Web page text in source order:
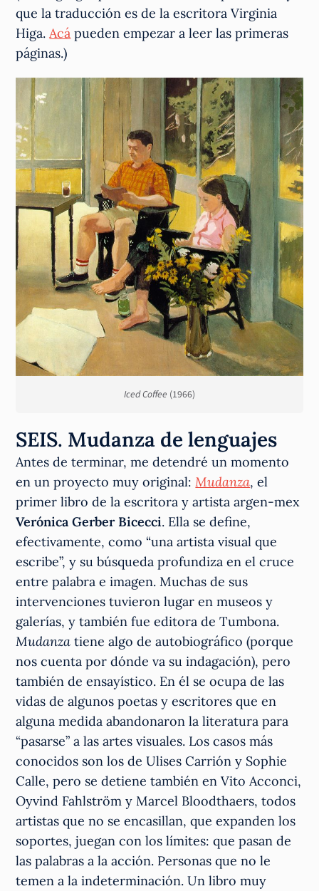
que la traducción es de la escritora Virginia
Higa.Acá pueden empezar a leer las primeras
páginas.)
Iced Coffee (1966)
SEIS. Mudanza de lenguajes
Antes de terminar, me detendré un momento
en un proyecto muy original:Mudanza, el
primer libro de la escritora y artista argen-mex
Verónica Gerber Bicecci. Ella se define,
efectivamente, como “una artista visual que
escribe”, y su búsqueda profundiza en el cruce
entre palabra e imagen. Muchas de sus
intervenciones tuvieron lugar en museos y
galerías, y también fue editora de Tumbona.
Mudanza tiene algo de autobiográfico (porque
nos cuenta por dónde va su indagación), pero
también de ensayístico. En él se ocupa de las
vidas de algunos poetas y escritores que en
alguna medida abandonaron la literatura para
“pasarse” a las artes visuales. Los casos más
conocidos son los de Ulises Carrión y Sophie
Calle, pero se detiene también en Vito Acconci,
Oyvind Fahlström y Marcel Bloodthaers, todos
artistas que no se encasillan, que expanden los
soportes, juegan con los límites: que pasan de
las palabras a la acción. Personas que no le
temen a la indeterminación. Un libro muy